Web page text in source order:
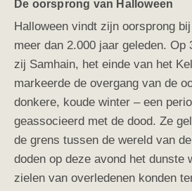
De oorsprong van Halloween
Halloween vindt zijn oorsprong
meer dan 2.000 jaar geleden. Op
zij Samhain, het einde van het
markeerde de overgang van de
donkere, koude winter – een
geassocieerd met de dood. Ze
de grens tussen de wereld van
doden op deze avond het dunste
zielen van overledenen konden